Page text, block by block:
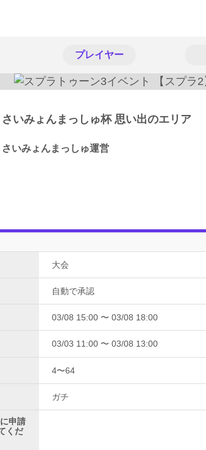
プレイヤー
さいみょんまっしゅ杯 思い出のエリア
さいみょんまっしゅ運営
大会
自動で承認
03/08 15:00 〜 03/08 18:00
03/03 11:00 〜 03/08 13:00
4〜64
ガチ
申請
くだ